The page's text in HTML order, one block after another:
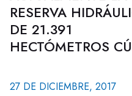
RESERVA
DE 21.391
HECTÓMETROS
27 DE DICIEMBRE, 2017